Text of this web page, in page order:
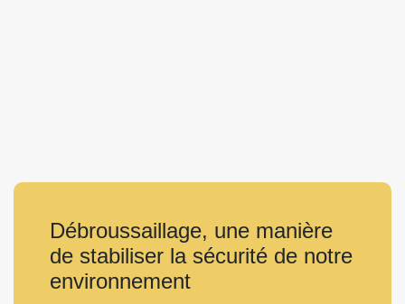
Débroussaillage, une manière
de stabiliser la sécurité de notre
environnement